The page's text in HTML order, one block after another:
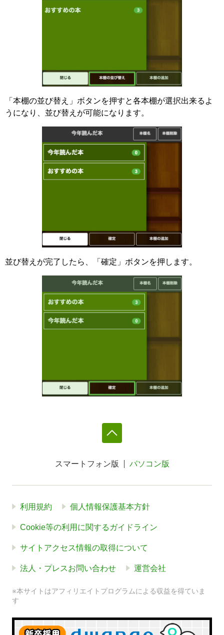
「本棚の並び替え」ボタンを押すと各本棚が選択出来るよ
うになり、並び替えが可能になります。
並び替えが完了したら、「確定」ボタンを押します。
スマートフォン版 パソコン版
利用規約 個人情報保護基本方針
Cookie等の利用に関するガイドライン
サイトアクセス情報の取得について
法人・プレスお問い合わせ 運営会社
※本サイトはアフィリエイトプログラムによる収益を得ていま
す